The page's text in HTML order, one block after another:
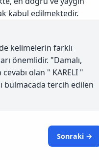
kabul edilmektedir.
kelimelerin farklı
önemlidir. "Damalı,
olan " KARELI "
bulmacada tercih edilen
Sonraki →